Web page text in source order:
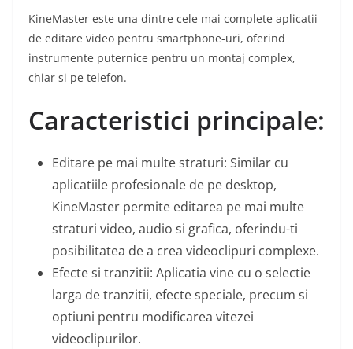
KineMaster este una dintre cele mai complete aplicatii
de editare video pentru smartphone-uri, oferind
instrumente puternice pentru un montaj complex,
chiar si pe telefon.
Caracteristici principale:
Editare pe mai multe straturi: Similar cu
aplicatiile profesionale de pe desktop,
KineMaster permite editarea pe mai multe
straturi video, audio si grafica, oferindu-ti
posibilitatea de a crea videoclipuri complexe.
Efecte si tranzitii: Aplicatia vine cu o selectie
larga de tranzitii, efecte speciale, precum si
optiuni pentru modificarea vitezei
videoclipurilor.